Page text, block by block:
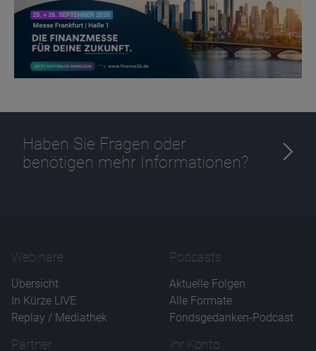
Haben Sie Fragen oder
benötigen mehr Informationen?
Webinare
Übersicht
In Kürze LIVE
Replay / Mediathek
Podcasts
Aktuelle Folgen
Alle Formate
Fondsgedanken-Podcast
Partner Ihr Konto